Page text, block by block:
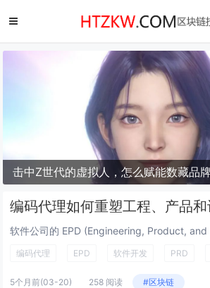
击中Z世代的虚拟人，怎么赋能数藏品
编码代理如何重塑工程、产品
编码代理 EPD 软件开发 PRD
5个月前(03-20) 258 阅读 #区块链